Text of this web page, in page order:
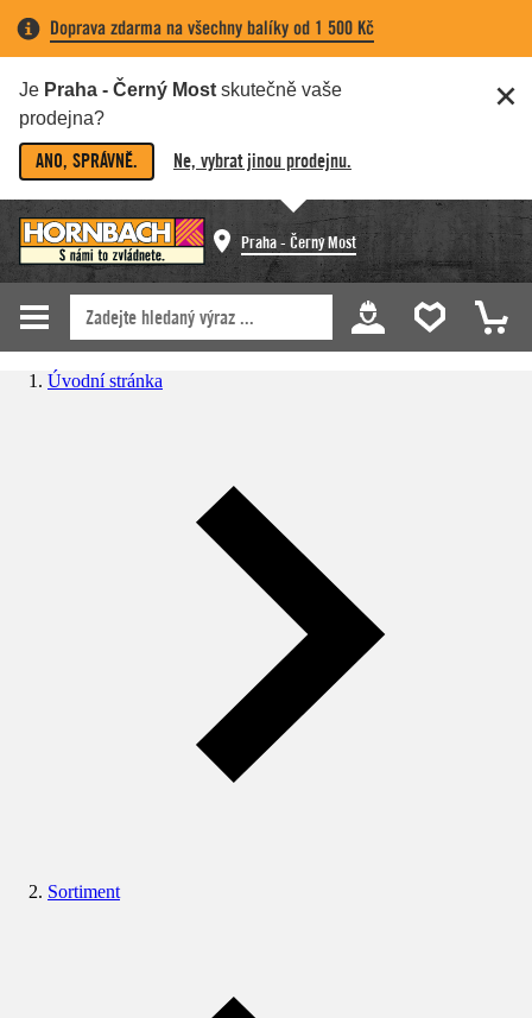
Doprava zdarma na všechny balíky od 1 500 Kč
Je Praha - Černý Most skutečně vaše
prodejna?
ANO, SPRÁVNĚ. Ne, vybrat jinou prodejnu.
Praha - Černý Most
Úvodní stránka
Sortiment